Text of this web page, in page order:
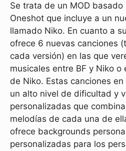
Se trata de un MOD
Oneshot que incluye a un
llamado Niko. En cuanto a
ofrece 6 nuevas canciones
cada versión) en las que
musicales entre BF y Niko o
de Niko. Estas canciones
un alto nivel de dificultad y
personalizadas que
melodías de cada una de
ofrece backgrounds
personalizadas para los